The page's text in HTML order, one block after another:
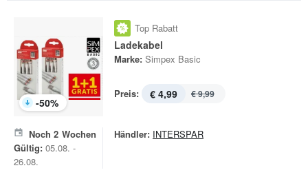
-50%
Top Rabatt
Ladekabel
Marke: Simpex Basic
Preis: € 4,99 € 9,99
Noch 2 Wochen
Gültig: 05.08. -
26.08.
Händler: INTERSPAR